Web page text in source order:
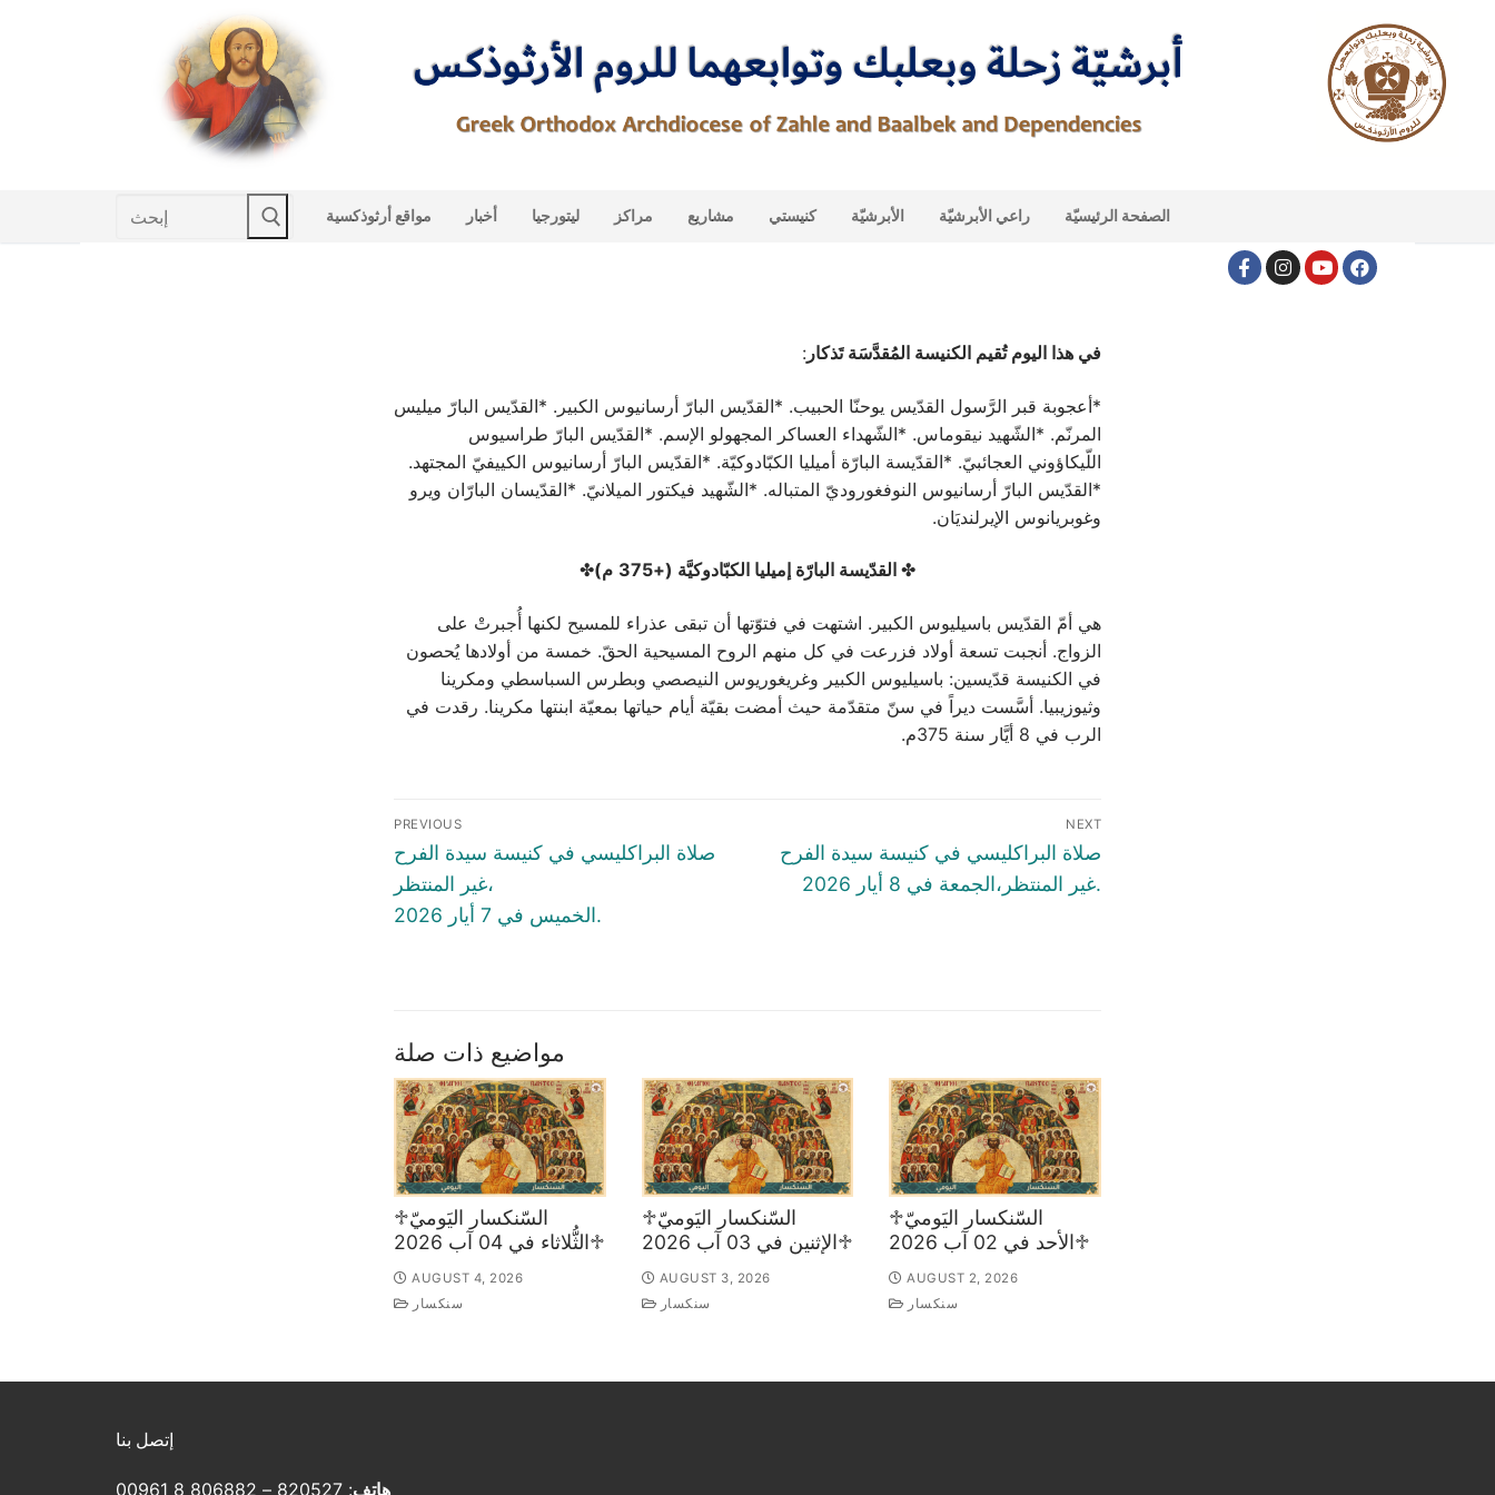
Search
مواقع أرثوذكسية أخبار ليتورجيا مراكز مشاريع كنيستي الأبرشيّة راعي الأبرشيّة الصفحة الرئيسيّة
في هذا اليوم تُقيم الكنيسة المُقدَّسَة تَذكار :
*أعجوبة قبر الرَّسول القدّيس يوحنّا الحبيب. *القدّيس البارّ أرسانيوس الكبير. *القدّيس البارّ ميليس
المرنّم. *الشّهيد نيقوماس. *الشّهداء العساكر المجهولو الإسم. *القدّيس البارّ طراسيوس
اللّيكاؤوني العجائبيّ. *القدّيسة البارّة أميليا الكبّادوكيّة. *القدّيس البارّ أرسانيوس الكييفيّ المجتهد.
*القدّيس البارّ أرسانيوس النوفغوروديّ المتباله. *الشّهيد فيكتور الميلانيّ. *القدّيسان البارّان ويرو
وغوبريانوس الإيرلنديَان.
✤ القدّيسة البارّة إميليا الكبّادوكيَّة (+375 م)✤
هي أمّ القدّيس باسيليوس الكبير. اشتهت في فتوّتها أن تبقى عذراء للمسيح لكنها أُجبرتْ على
الزواج. أنجبت تسعة أولاد فزرعت في كل منهم الروح المسيحية الحقّ. خمسة من أولادها يُحصون
في الكنيسة قدّيسين: باسيليوس الكبير وغريغوريوس النيصصي وبطرس السباسطي ومكرينا
وثيوزيبيا. أسَّست ديراً في سنّ متقدّمة حيث أمضت بقيّة أيام حياتها بمعيّة ابنتها مكرينا. رقدت في
الرب في 8 أيَّار سنة 375م.
Post
navigation
PREVIOUS
Previous
post:
صلاة البراكليسي في كنيسة سيدة الفرح
غير المنتظر،
الخميس في 7 أيار 2026.
NEXT
Next
post:
صلاة البراكليسي في كنيسة سيدة الفرح
غير المنتظر،الجمعة في 8 أيار 2026.
مواضيع ذات صلة
♱السّنكسار اليَوميّ
♱الثُّلاثاء في 04 آب 2026
AUGUST 4, 2026
سنكسار
♱السّنكسار اليَوميّ
♱الإثنين في 03 آب 2026
AUGUST 3, 2026
سنكسار
♱السّنكسار اليَوميّ
♱الأحد في 02 آب 2026
AUGUST 2, 2026
سنكسار
إتصل بنا
هاتف: 820527 – 806882 8 00961